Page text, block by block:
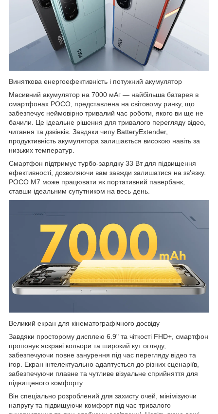
Виняткова енергоефективність і потужний акумулятор
Масивний акумулятор на 7000 мАг — найбільша батарея в
смартфонах POCO, представлена на світовому ринку, що
забезпечує неймовірно тривалий час роботи, якого ви ще не
бачили. Це ідеальне рішення для тривалого перегляду відео,
читання та дзвінків. Завдяки чипу BatteryExtender,
продуктивність акумулятора залишається високою навіть за
низьких температур.
Смартфон підтримує турбо-зарядку 33 Вт для підвищення
ефективності, дозволяючи вам завжди залишатися на зв'язку.
POCO M7 може працювати як портативний павербанк,
ставши ідеальним супутником на весь день.
Великий екран для кінематографічного досвіду
Завдяки просторому дисплею 6.9" та чіткості FHD+, смартфон
пропонує яскраві кольори та широкий кут огляду,
забезпечуючи повне занурення під час перегляду відео та
ігор. Екран інтелектуально адаптується до різних сценаріїв,
забезпечуючи плавне та чутливе візуальне сприйняття для
підвищеного комфорту
Він спеціально розроблений для захисту очей, мінімізуючи
напругу та підвищуючи комфорт під час тривалого